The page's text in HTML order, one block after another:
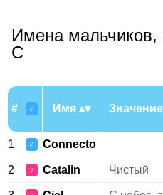
Имена
C
# ♂ Имя Значение
1 ♂ Connecto
2 ♀ Catalin Чистый